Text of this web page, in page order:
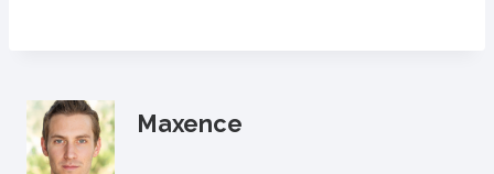
Maxence